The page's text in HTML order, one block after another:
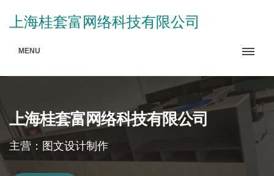
上海桂套富网络科技有限公司
MENU
上海桂套富网络科技有限公司
主营：图文设计制作